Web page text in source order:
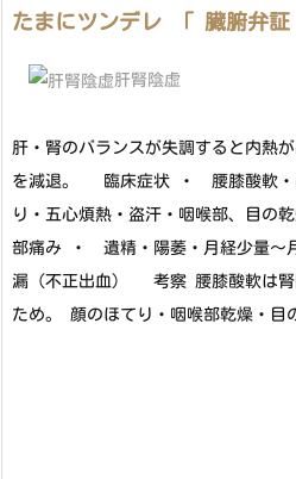
たまにツンデレ 「 臓腑弁証
肝腎陰虚
肝・腎のバランスが失調すると内熱
を減退。 臨床症状 ・ 腰膝酸軟・
り・五心煩熱・盗汗・咽喉部、目の
部痛み ・ 遺精・陽萎・月経少量～
漏（不正出血） 考察 腰膝酸軟は腎
ため。 顔のほてり・咽喉部乾燥・目